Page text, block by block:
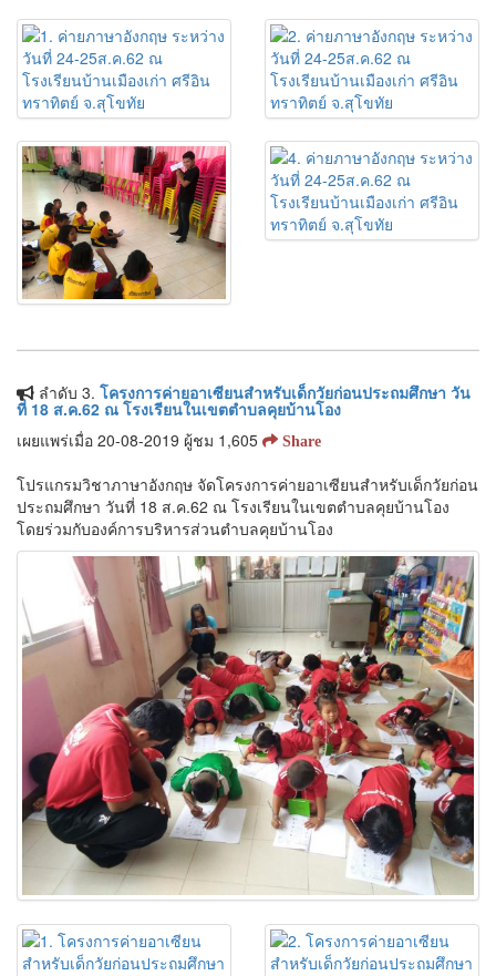
ลำดับ 3. โครงการค่ายอาเซียนสำหรับเด็กวัยก่อนประถมศึกษา วัน
ที่ 18 ส.ค.62 ณ โรงเรียนในเขตตำบลคุยบ้านโอง
เผยแพร่เมื่อ 20-08-2019 ผู้ชม 1,605
Share
โปรแกรมวิชาภาษาอังกฤษ จัดโครงการค่ายอาเซียนสำหรับเด็กวัยก่อน
ประถมศึกษา วันที่ 18 ส.ค.62 ณ โรงเรียนในเขตตำบลคุยบ้านโอง
โดยร่วมกับองค์การบริหารส่วนตำบลคุยบ้านโอง